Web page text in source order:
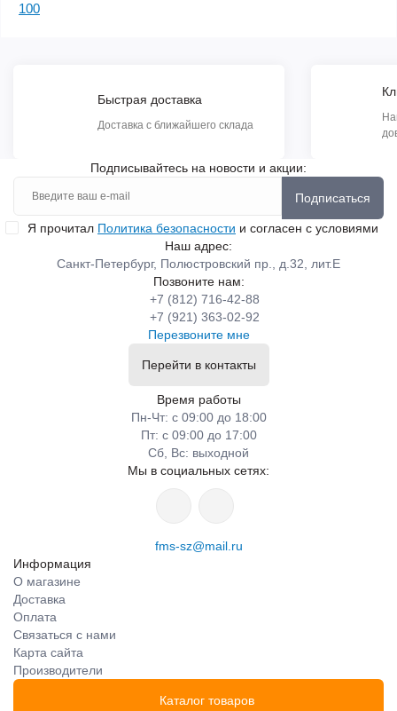
100
Быстрая доставка
Доставка с ближайшего склада
Подписывайтесь на новости и акции:
Подписаться
Я прочитал Политика безопасности и согласен с условиями
Наш адрес:
Санкт-Петербург, Полюстровский пр., д.32, лит.Е
Позвоните нам:
+7 (812) 716-42-88
+7 (921) 363-02-92
Перезвоните мне
Перейти в контакты
Время работы
Пн-Чт: с 09:00 до 18:00
Пт: с 09:00 до 17:00
Сб, Вс: выходной
Мы в социальных сетях:
fms-sz@mail.ru
Информация
О магазине
Доставка
Оплата
Связаться с нами
Карта сайта
Производители
Каталог товаров